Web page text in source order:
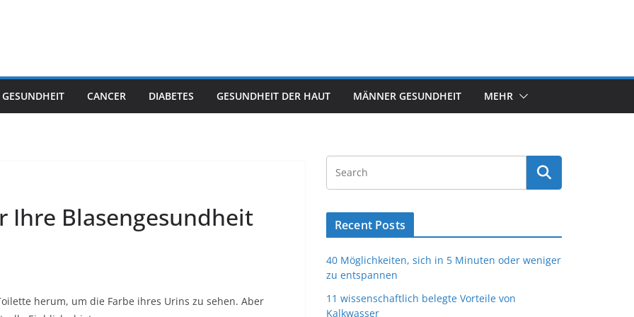
CANCER DIABETES GESUNDHEIT DER HAUT MÄNNER GESUNDHEIT MEHR
Ihre Blasengesundheit
herum, um die Farbe ihres Urins zu sehen. Aber
Recent Posts
40 Möglichkeiten, sich in 5 Minuten oder weniger
zu entspannen
11 wissenschaftlich belegte Vorteile von
Kalkwasser